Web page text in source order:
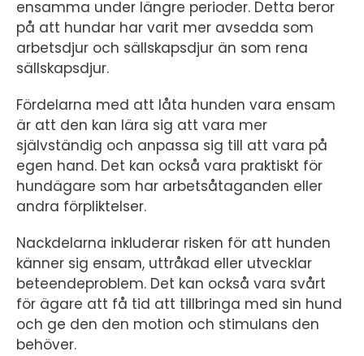
ensamma under längre perioder. Detta beror
på att hundar har varit mer avsedda som
arbetsdjur och sällskapsdjur än som rena
sällskapsdjur.
Fördelarna med att låta hunden vara ensam
är att den kan lära sig att vara mer
självständig och anpassa sig till att vara på
egen hand. Det kan också vara praktiskt för
hundägare som har arbetsåtaganden eller
andra förpliktelser.
Nackdelarna inkluderar risken för att hunden
känner sig ensam, uttråkad eller utvecklar
beteendeproblem. Det kan också vara svårt
för ägare att få tid att tillbringa med sin hund
och ge den den motion och stimulans den
behöver.